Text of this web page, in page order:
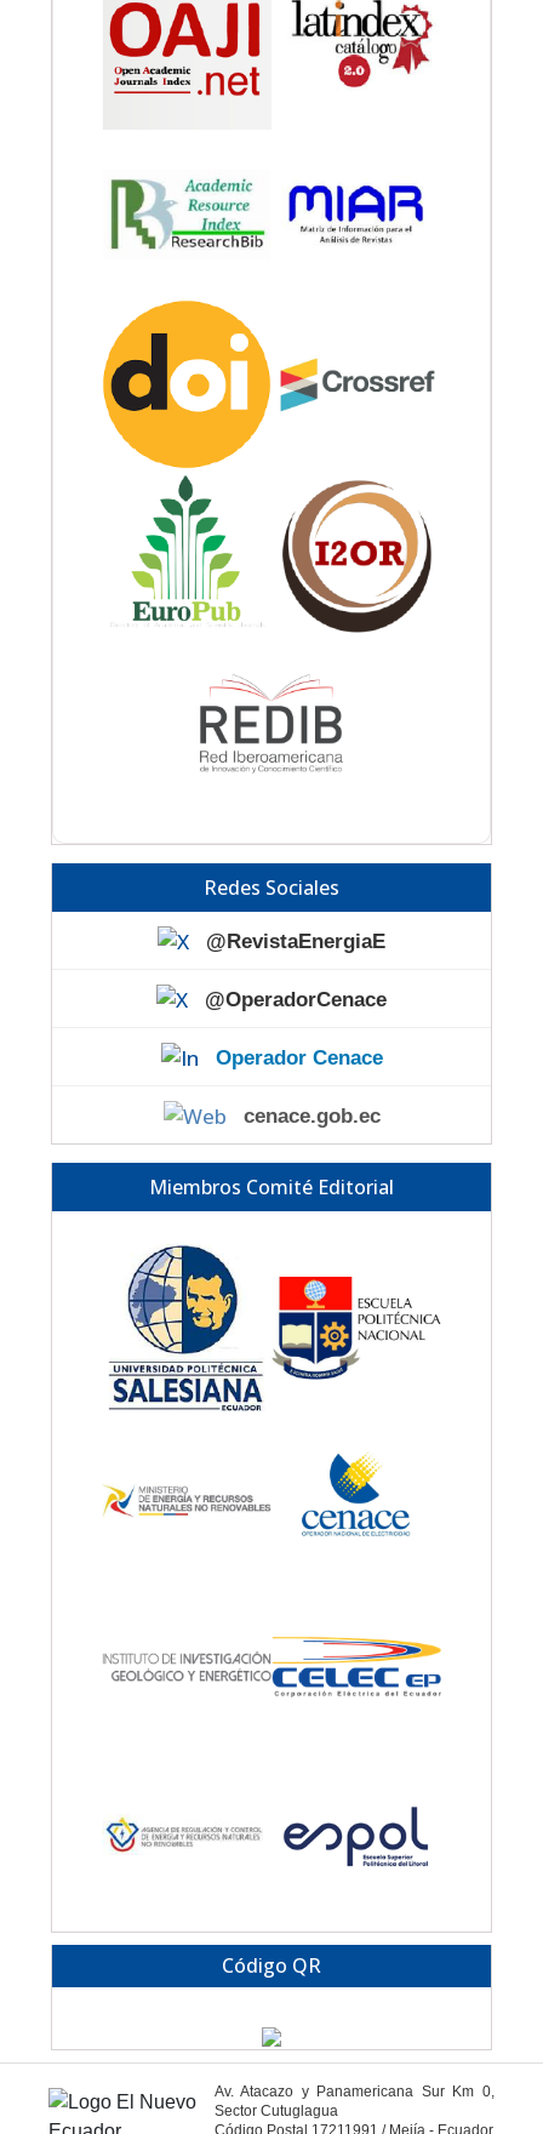
Redes Sociales
@RevistaEnergiaE
@OperadorCenace
Operador Cenace
cenace.gob.ec
Miembros Comité Editorial
Código QR
Av. Atacazo y Panamericana Sur Km 0,
Sector Cutuglagua